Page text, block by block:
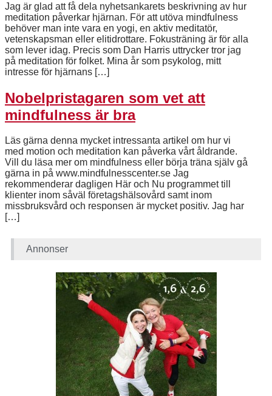
Jag är glad att få dela nyhetsankarets beskrivning av hur
meditation påverkar hjärnan. För att utöva mindfulness
behöver man inte vara en yogi, en aktiv meditatör,
vetenskapsman eller elitidrottare. Fokusträning är för alla
som lever idag. Precis som Dan Harris uttrycker tror jag
på meditation för folket. Mina år som psykolog, mitt
intresse för hjärnans […]
Nobelpristagaren som vet att
mindfulness är bra
Läs gärna denna mycket intressanta artikel om hur vi
med motion och meditation kan påverka vårt åldrande.
Vill du läsa mer om mindfulness eller börja träna själv gå
gärna in på www.mindfulnesscenter.se Jag
rekommenderar dagligen Här och Nu programmet till
klienter inom såväl företagshälsovård samt inom
missbruksvård och responsen är mycket positiv. Jag har
[…]
Annonser